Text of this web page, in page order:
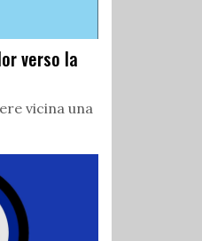
verso la
vicina una